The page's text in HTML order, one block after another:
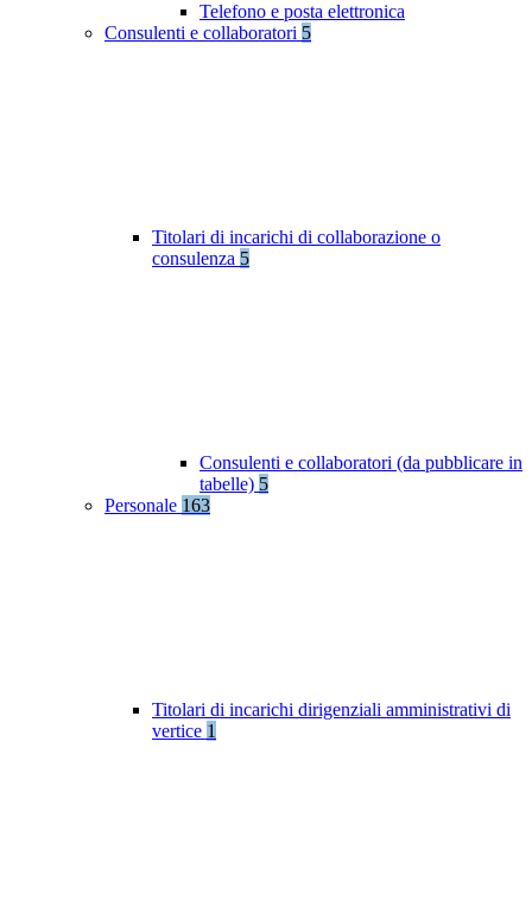
Telefono e posta elettronica
Consulenti e collaboratori 5
Titolari di incarichi di collaborazione o
consulenza 5
Consulenti e collaboratori (da pubblicare in
tabelle) 5
Personale 163
Titolari di incarichi dirigenziali amministrativi di
vertice 1